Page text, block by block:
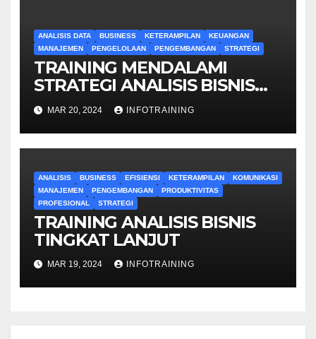
ANALISIS DATA BUSINESS KETERAMPILAN
KEUANGAN
MANAJEMEN
PENGELOLAAN PENGEMBANGAN STRATEGI
TRAINING MENDALAMI
STRATEGI ANALISIS BISNIS
UNTUK PEMULA
MAR 20, 2024 INFOTRAINING
ANALISIS BUSINESS EFISIENSI KETERAMPILAN
KOMUNIKASI
MANAJEMEN
PENGEMBANGAN
PRODUKTIVITAS
PROFESIONAL
STRATEGI
TRAINING ANALISIS BISNIS
TINGKAT LANJUT
MAR 19, 2024 INFOTRAINING